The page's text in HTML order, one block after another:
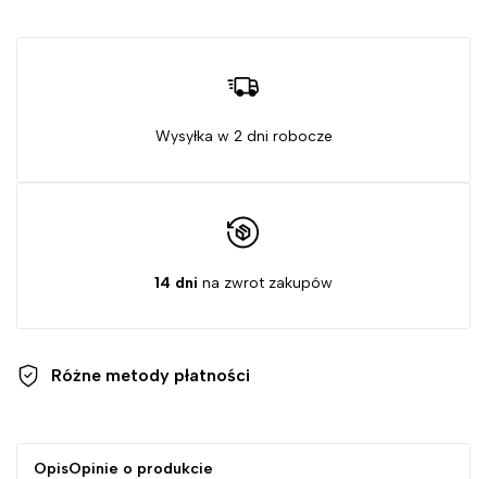
Wysyłka w 2 dni robocze
14 dni na zwrot zakupów
Różne metody płatności
OpisOpinie o produkcie